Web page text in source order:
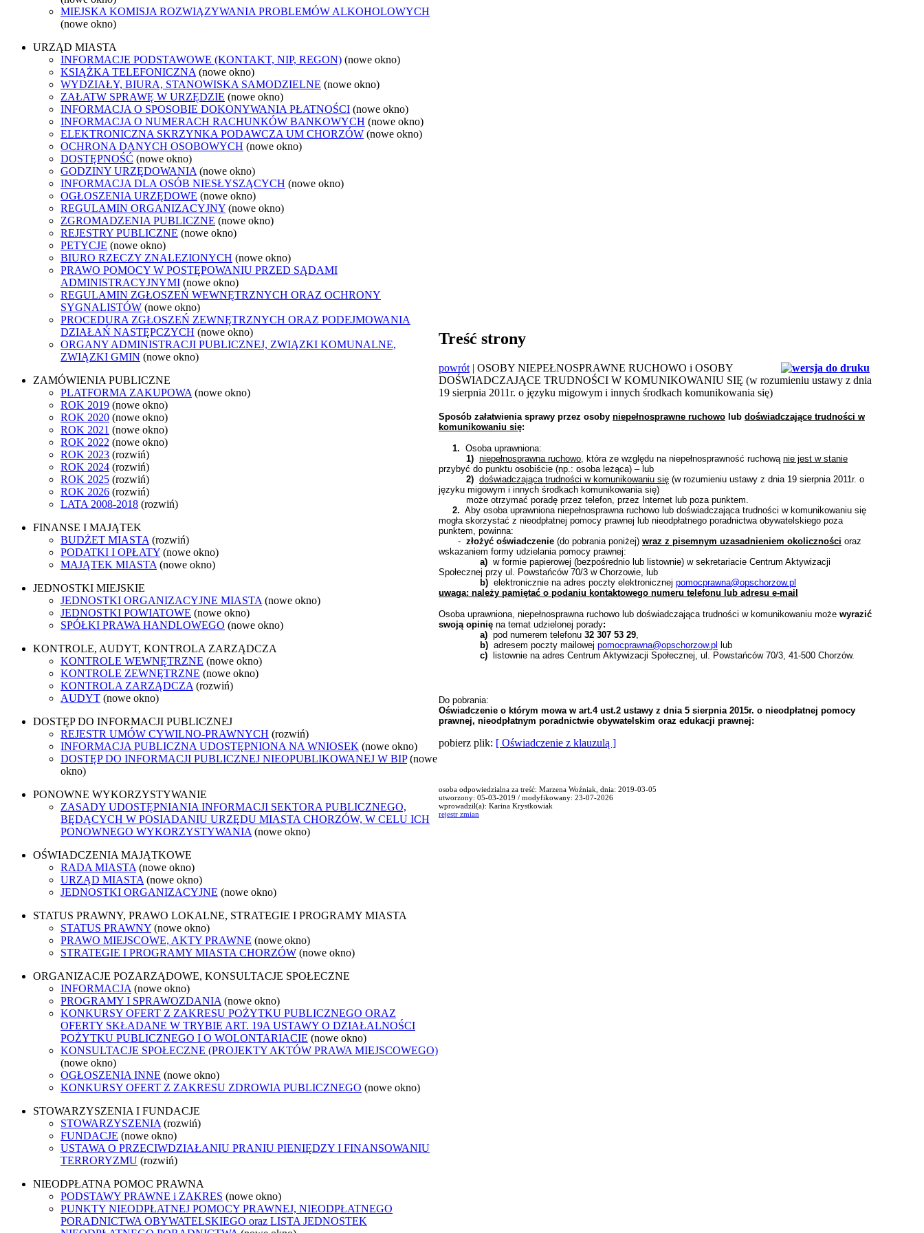
MIEJSKA KOMISJA ROZWIĄZYWANIA PROBLEMÓW ALKOHOLOWYCH
(nowe okno)
URZĄD MIASTA
INFORMACJE PODSTAWOWE (KONTAKT, NIP, REGON) (nowe okno)
KSIĄŻKA TELEFONICZNA (nowe okno)
WYDZIAŁY, BIURA, STANOWISKA SAMODZIELNE (nowe okno)
ZAŁATW SPRAWĘ W URZĘDZIE (nowe okno)
INFORMACJA O SPOSOBIE DOKONYWANIA PŁATNOŚCI (nowe okno)
INFORMACJA O NUMERACH RACHUNKÓW BANKOWYCH (nowe okno)
ELEKTRONICZNA SKRZYNKA PODAWCZA UM CHORZÓW (nowe okno)
OCHRONA DANYCH OSOBOWYCH (nowe okno)
DOSTĘPNOŚĆ (nowe okno)
GODZINY URZĘDOWANIA (nowe okno)
INFORMACJA DLA OSÓB NIESŁYSZĄCYCH (nowe okno)
OGŁOSZENIA URZĘDOWE (nowe okno)
REGULAMIN ORGANIZACYJNY (nowe okno)
ZGROMADZENIA PUBLICZNE (nowe okno)
REJESTRY PUBLICZNE (nowe okno)
PETYCJE (nowe okno)
BIURO RZECZY ZNALEZIONYCH (nowe okno)
PRAWO POMOCY W POSTĘPOWANIU PRZED SĄDAMI
ADMINISTRACYJNYMI (nowe okno)
REGULAMIN ZGŁOSZEŃ WEWNĘTRZNYCH ORAZ OCHRONY
SYGNALISTÓW (nowe okno)
PROCEDURA ZGŁOSZEŃ ZEWNĘTRZNYCH ORAZ PODEJMOWANIA
DZIAŁAŃ NASTĘPCZYCH (nowe okno)
ORGANY ADMINISTRACJI PUBLICZNEJ, ZWIĄZKI KOMUNALNE,
ZWIĄZKI GMIN (nowe okno)
ZAMÓWIENIA PUBLICZNE
PLATFORMA ZAKUPOWA (nowe okno)
ROK 2019 (nowe okno)
ROK 2020 (nowe okno)
ROK 2021 (nowe okno)
ROK 2022 (nowe okno)
ROK 2023 (rozwiń)
ROK 2024 (rozwiń)
ROK 2025 (rozwiń)
ROK 2026 (rozwiń)
LATA 2008-2018 (rozwiń)
FINANSE I MAJĄTEK
BUDŻET MIASTA (rozwiń)
PODATKI I OPŁATY (nowe okno)
MAJĄTEK MIASTA (nowe okno)
JEDNOSTKI MIEJSKIE
JEDNOSTKI ORGANIZACYJNE MIASTA (nowe okno)
JEDNOSTKI POWIATOWE (nowe okno)
SPÓŁKI PRAWA HANDLOWEGO (nowe okno)
KONTROLE, AUDYT, KONTROLA ZARZĄDCZA
KONTROLE WEWNĘTRZNE (nowe okno)
KONTROLE ZEWNĘTRZNE (nowe okno)
KONTROLA ZARZĄDCZA (rozwiń)
AUDYT (nowe okno)
DOSTĘP DO INFORMACJI PUBLICZNEJ
REJESTR UMÓW CYWILNO-PRAWNYCH (rozwiń)
INFORMACJA PUBLICZNA UDOSTĘPNIONA NA WNIOSEK (nowe okno)
DOSTĘP DO INFORMACJI PUBLICZNEJ NIEOPUBLIKOWANEJ W BIP (nowe
okno)
PONOWNE WYKORZYSTYWANIE
ZASADY UDOSTĘPNIANIA INFORMACJI SEKTORA PUBLICZNEGO,
BĘDĄCYCH W POSIADANIU URZĘDU MIASTA CHORZÓW, W CELU ICH
PONOWNEGO WYKORZYSTYWANIA (nowe okno)
OŚWIADCZENIA MAJĄTKOWE
RADA MIASTA (nowe okno)
URZĄD MIASTA (nowe okno)
JEDNOSTKI ORGANIZACYJNE (nowe okno)
STATUS PRAWNY, PRAWO LOKALNE, STRATEGIE I PROGRAMY MIASTA
STATUS PRAWNY (nowe okno)
PRAWO MIEJSCOWE, AKTY PRAWNE (nowe okno)
STRATEGIE I PROGRAMY MIASTA CHORZÓW (nowe okno)
ORGANIZACJE POZARZĄDOWE, KONSULTACJE SPOŁECZNE
INFORMACJA (nowe okno)
PROGRAMY I SPRAWOZDANIA (nowe okno)
KONKURSY OFERT Z ZAKRESU POŻYTKU PUBLICZNEGO ORAZ
OFERTY SKŁADANE W TRYBIE ART. 19A USTAWY O DZIAŁALNOŚCI
POŻYTKU PUBLICZNEGO I O WOLONTARIACIE (nowe okno)
KONSULTACJE SPOŁECZNE (PROJEKTY AKTÓW PRAWA MIEJSCOWEGO)
(nowe okno)
OGŁOSZENIA INNE (nowe okno)
KONKURSY OFERT Z ZAKRESU ZDROWIA PUBLICZNEGO (nowe okno)
STOWARZYSZENIA I FUNDACJE
STOWARZYSZENIA (rozwiń)
FUNDACJE (nowe okno)
USTAWA O PRZECIWDZIAŁANIU PRANIU PIENIĘDZY I FINANSOWANIU
TERRORYZMU (rozwiń)
NIEODPŁATNA POMOC PRAWNA
PODSTAWY PRAWNE i ZAKRES (nowe okno)
PUNKTY NIEODPŁATNEJ POMOCY PRAWNEJ, NIEODPŁATNEGO
PORADNICTWA OBYWATELSKIEGO oraz LISTA JEDNOSTEK
Treść strony
powrót | OSOBY NIEPEŁNOSPRAWNE RUCHOWO i OSOBY
DOŚWIADCZAJĄCE TRUDNOŚCI W KOMUNIKOWANIU SIĘ (w rozumieniu ustawy z dnia
19 sierpnia 2011r. o języku migowym i innych środkach komunikowania się)
Sposób załatwienia sprawy przez osoby niepełnosprawne ruchowo lub doświadczające trudności w
komunikowaniu się:
1. Osoba uprawniona:
1) niepełnosprawna ruchowo , która ze względu na niepełnosprawność ruchową nie jest w stanie
przybyć do punktu osobiście (np.: osoba leżąca) – lub
2) doświadczająca trudności w komunikowaniu się (w rozumieniu ustawy z dnia 19 sierpnia 2011r. o
języku migowym i innych środkach komunikowania się)
może otrzymać poradę przez telefon, przez Internet lub poza punktem.
2. Aby osoba uprawniona niepełnosprawna ruchowo lub doświadczająca trudności w komunikowaniu się
mogła skorzystać z nieodpłatnej pomocy prawnej lub nieodpłatnego poradnictwa obywatelskiego poza
punktem, powinna:
- złożyć oświadczenie (do pobrania poniżej) wraz z pisemnym uzasadnieniem okoliczności oraz
wskazaniem formy udzielania pomocy prawnej:
a) w formie papierowej (bezpośrednio lub listownie) w sekretariacie Centrum Aktywizacji
Społecznej przy ul. Powstańców 70/3 w Chorzowie, lub
b) elektronicznie na adres poczty elektronicznej pomocprawna@opschorzow.pl
uwaga: należy pamiętać o podaniu kontaktowego numeru telefonu lub adresu e-mail
Osoba uprawniona, niepełnosprawna ruchowo lub doświadczająca trudności w komunikowaniu może wyrazić
swoją opinię na temat udzielonej porady:
a) pod numerem telefonu 32 307 53 29
b) adresem poczty mailowej pomocprawna@opschorzow.pl
lub
c) listownie na adres Centrum Aktywizacji Społecznej, ul. Powstańców 70/3, 41-500 Chorzów.
Do pobrania:
Oświadczenie o którym mowa w art.4 ust.2 ustawy z dnia 5 sierpnia 2015r. o nieodpłatnej pomocy
prawnej, nieodpłatnym poradnictwie obywatelskim oraz edukacji prawnej:
pobierz plik: [ Oświadczenie z klauzulą ]
osoba odpowiedzialna za treść: Marzena Woźniak, dnia: 2019-03-05
utworzony: 05-03-2019 / modyfikowany: 23-07-2026
wprowadził(a): Karina Krystkowiak
rejestr zmian